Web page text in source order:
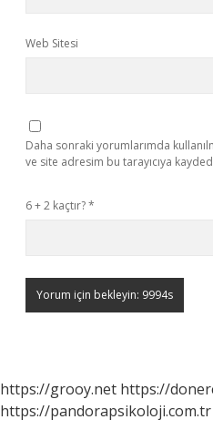
Web Sitesi
Daha sonraki yorumlarımda
ve site adresim bu tarayıcıya
6 + 2 kaçtır?*
https://grooy.net https://
https://pandorapsikoloji.com.tr